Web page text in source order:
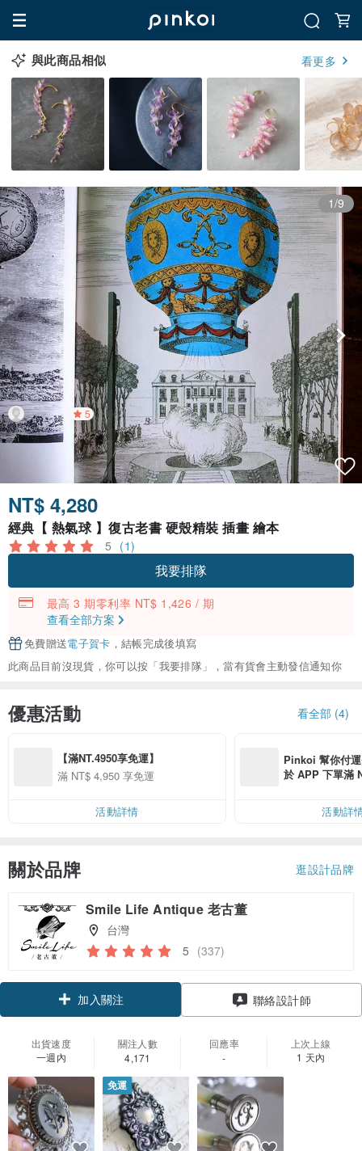
與此商品相似 看更多
1/9
5
NT$ 4,280
經典【 熱氣球 】復古老書 硬殼精裝 插畫 繪本
5 (1)
我要排隊
最高 3 期零利率 NT$ 1,426 / 期
查看全部方案
免費贈送電子賀卡 ，結帳完成後填寫
此商品目前沒現貨，你可以按「我要排隊」，當有貨會主動發信通知你
優惠活動 看全部 (4)
【滿NT.4950享免運】
滿 NT$ 4,950 享免運
活動詳情
Pinkoi 幫你付
於 APP 下單滿
活動詳
關於品牌 逛設計品牌
Smile Life Antique 老古董
台灣
5 (337)
加入關注 聯絡設計師
出貨速度
一週內
關注人數
4,171
回應率
-
上次上線
1 天內
免運